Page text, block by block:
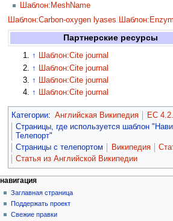
Шаблон:MeshName
Шаблон:Carbon-oxygen lyases
Партнерские ресурсы
↑ Шаблон:Cite journal
↑
Шаблон:Cite journal
↑ Шаблон:Cite journal
↑ Шаблон:Cite journal
Категории: Английская Википедия
EC
Страницы, где используется шаблон
Телепорт"
Страницы с телепортом
Википедия
Статья из Английской Википедии
навигация
Заглавная страница
Поддержать проект
Свежие правки